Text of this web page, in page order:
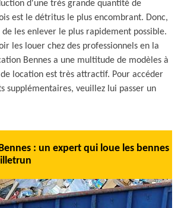
d'une très grande quantité de
est le détritus le plus encombrant. Donc,
les enlever le plus rapidement possible.
les louer chez des professionnels en la
Bennes a une multitude de modèles à
location est très attractif. Pour accéder
supplémentaires, veuillez lui passer un
: un expert qui loue les bennes